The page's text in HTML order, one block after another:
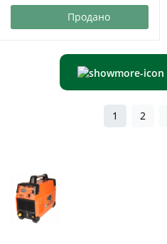
Продано
1 2